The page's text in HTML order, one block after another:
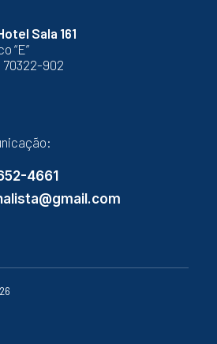
Sala 161
“E”
70322-902
4661